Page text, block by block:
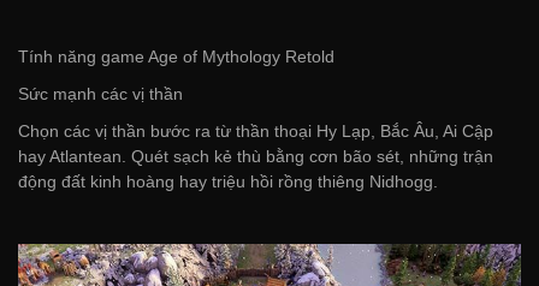
Tính năng game Age of Mythology Retold
Sức mạnh các vị thần
Chọn các vị thần bước ra từ thần thoại Hy Lạp, Bắc Âu, Ai Cập
hay Atlantean. Quét sạch kẻ thù bằng cơn bão sét, những trận
động đất kinh hoàng hay triệu hồi rồng thiêng Nidhogg.